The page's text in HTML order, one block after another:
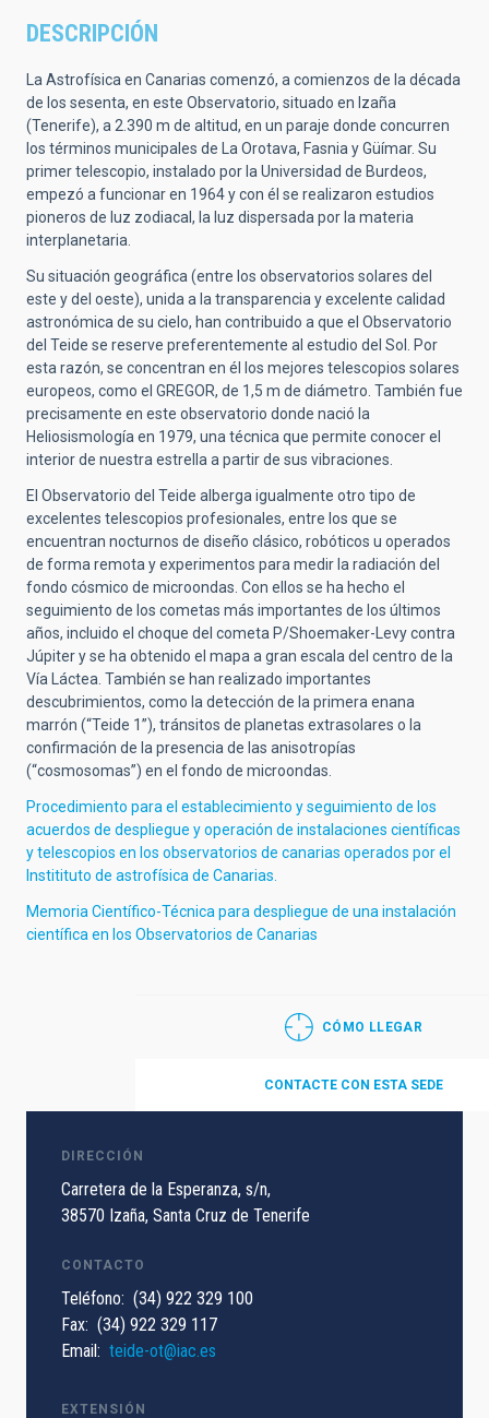
DESCRIPCIÓN
La Astrofísica en Canarias comenzó, a comienzos de la década
de los sesenta, en este Observatorio, situado en Izaña
(Tenerife), a 2.390 m de altitud, en un paraje donde concurren
los términos municipales de La Orotava, Fasnia y Güímar. Su
primer telescopio, instalado por la Universidad de Burdeos,
empezó a funcionar en 1964 y con él se realizaron estudios
pioneros de luz zodiacal, la luz dispersada por la materia
interplanetaria.
Su situación geográfica (entre los observatorios solares del
este y del oeste), unida a la transparencia y excelente calidad
astronómica de su cielo, han contribuido a que el Observatorio
del Teide se reserve preferentemente al estudio del Sol. Por
esta razón, se concentran en él los mejores telescopios solares
europeos, como el GREGOR, de 1,5 m de diámetro. También fue
precisamente en este observatorio donde nació la
Heliosismología en 1979, una técnica que permite conocer el
interior de nuestra estrella a partir de sus vibraciones.
El Observatorio del Teide alberga igualmente otro tipo de
excelentes telescopios profesionales, entre los que se
encuentran nocturnos de diseño clásico, robóticos u operados
de forma remota y experimentos para medir la radiación del
fondo cósmico de microondas. Con ellos se ha hecho el
seguimiento de los cometas más importantes de los últimos
años, incluido el choque del cometa P/Shoemaker-Levy contra
Júpiter y se ha obtenido el mapa a gran escala del centro de la
Vía Láctea. También se han realizado importantes
descubrimientos, como la detección de la primera enana
marrón (“Teide 1”), tránsitos de planetas extrasolares o la
confirmación de la presencia de las anisotropías
(“cosmosomas”) en el fondo de microondas.
Procedimiento para el establecimiento y seguimiento de los
acuerdos de despliegue y operación de instalaciones científicas
y telescopios en los observatorios de canarias operados por el
Institituto de astrofísica de Canarias.
Memoria Científico-Técnica para despliegue de una instalación
científica en los Observatorios de Canarias
DIRECCIÓN
Carretera de la Esperanza, s/n,
38570 Izaña, Santa Cruz de Tenerife
CONTACTO
Teléfono
(34) 922 329 100
Fax (34) 922 329 117
Email teide-ot@iac.es
EXTENSIÓN
CÓMO LLEGAR
CONTACTE CON ESTA SEDE